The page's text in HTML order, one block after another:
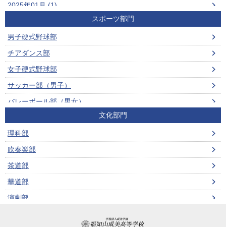
2025年01月 (1)
2024年11月 (1)
2024年10月 (3)
2024年07月 (1)
2024年05月 (1)
2024年01月 (1)
2023年10月 (1)
2023年08月 (1)
2023年06月 (1)
2023年05月 (1)
2023年01月 (2)
スポーツ部門
男子硬式野球部
チアダンス部
女子硬式野球部
サッカー部（男子）
バレーボール部（男女）
ビーチバレーボール部（男女）
男子ソフトテニス部
女子ソフトテニス部
男子バスケットボール部
女子バスケットボール部
卓球部（男女）
文化部門
理科部
吹奏楽部
茶道部
華道部
演劇部